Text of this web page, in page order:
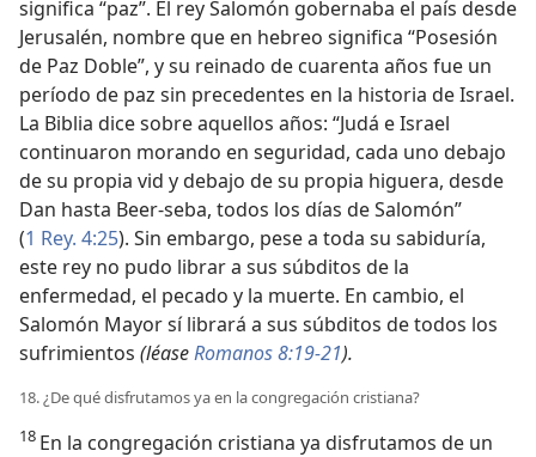
significa “paz”. El rey Salomón gobernaba el país desde
Jerusalén, nombre que en hebreo significa “Posesión
de Paz Doble”, y su reinado de cuarenta años fue un
período de paz sin precedentes en la historia de Israel.
La Biblia dice sobre aquellos años: “Judá e Israel
continuaron morando en seguridad, cada uno debajo
de su propia vid y debajo de su propia higuera, desde
Dan hasta Beer-seba, todos los días de Salomón”
(1 Rey. 4:25). Sin embargo, pese a toda su sabiduría,
este rey no pudo librar a sus súbditos de la
enfermedad, el pecado y la muerte. En cambio, el
Salomón Mayor sí librará a sus súbditos de todos los
sufrimientos (léaseRomanos 8:19-21).
18. ¿De qué disfrutamos ya en la congregación cristiana?
18 En la congregación cristiana ya disfrutamos de un